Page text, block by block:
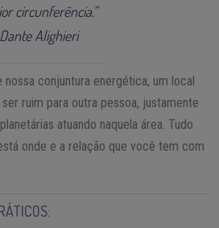
circunferência.”
Dante Alighieri
nossa conjuntura energética, um local
ruim para outra pessoa, justamente
atuando naquela área. Tudo
onde e a relação que você tem com